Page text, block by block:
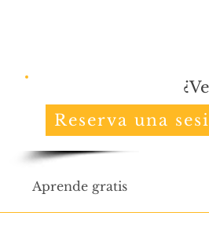
Reserva una
Aprende gratis